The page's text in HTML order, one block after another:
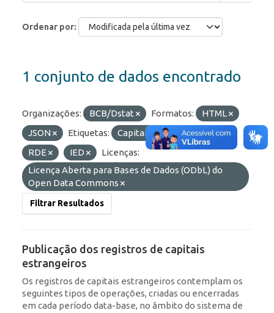
Ordenar por
1 conjunto de dados encontrado
Organizações: BCB/Dstat Formatos:
HTML
JSON
Etiquetas:
Capitais Estrangeiros
RDE
IED
Licenças:
Licença Aberta para Bases de Dados (ODbL) do
Open Data Commons
Filtrar Resultados
Publicação dos registros de capitais
estrangeiros
Os registros de capitais estrangeiros contemplam os
seguintes tipos de operações, criadas ou encerradas
em cada período data-base, no âmbito do sistema de